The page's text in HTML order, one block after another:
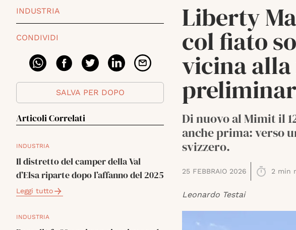
INDUSTRIA
CONDIVIDI
SALVA PER DOPO
Articoli Correlati
INDUSTRIA
Il distretto del camper della Val
d’Elsa riparte dopo l’affanno del 2025
Leggi tutto
INDUSTRIA
Liberty
col fiato
vicina
Di nuovo al Mimit il
anche prima: verso
svizzero.
25 FEBBRAIO 2026 2 min
Leonardo Testai